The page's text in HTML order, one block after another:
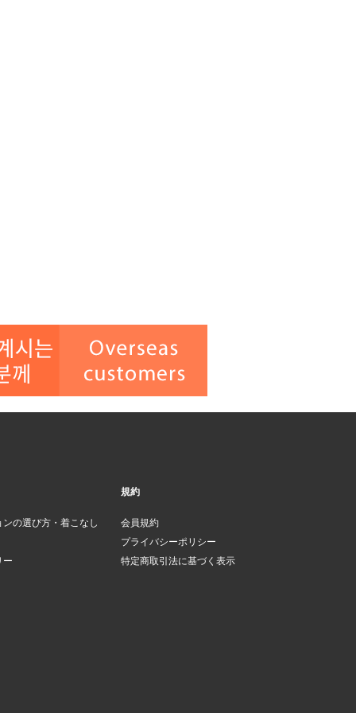
ンの選び方・着こなし
ー
規約
会員規約
プライバシーポリシー
特定商取引法に基づく表示